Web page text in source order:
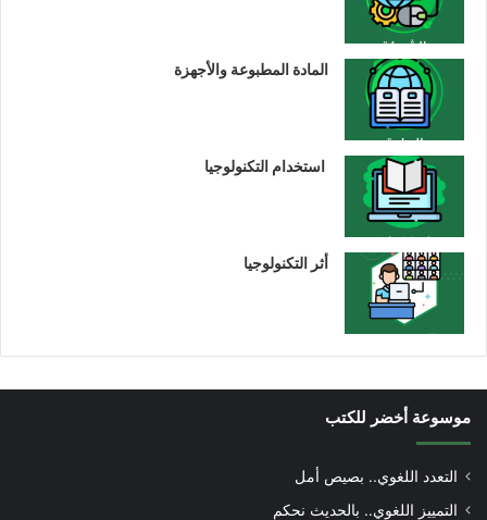
المادة المطبوعة والأجهزة
استخدام التكنولوجيا
أثر التكنولوجيا
موسوعة أخضر للكتب
التعدد اللغوي.. بصيص أمل
التمييز اللغوي.. بالحديث نحكم